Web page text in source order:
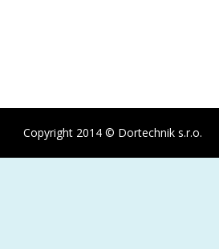
Copyright 2014 © Dortechnik s.r.o.